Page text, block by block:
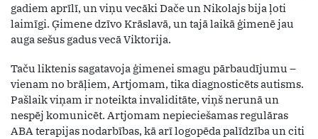
gadiem aprīlī, un viņu vecāki Dače un Nikolajs bija ļoti
laimīgi. Ģimene dzīvo Krāslavā, un tajā laikā ģimenē jau
auga sešus gadus vecā Viktorija.
Taču liktenis sagatavoja ģimenei smagu pārbaudījumu –
vienam no brāļiem, Artjomam, tika diagnosticēts autisms.
Pašlaik viņam ir noteikta invaliditāte, viņš nerunā un
nespēj komunicēt. Artjomam nepieciešamas regulāras
ABA terapijas nodarbības, kā arī logopēda palīdzība un citi